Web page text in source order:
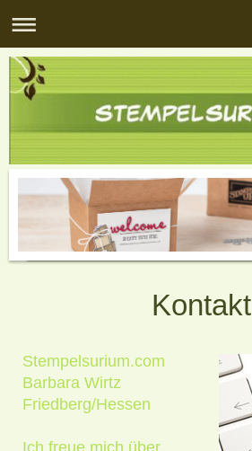
Kontakt
Stempelsurium.com
Barbara Wirtz
Friedberg/Hessen
Ich freue mich über